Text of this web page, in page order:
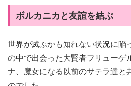
ボルカニカと友誼を結ぶ
世界が滅ぶかも知れない状況に陥
の中で出会った大賢者フリューゲ
ナ、魔女になる以前のサテラ達と